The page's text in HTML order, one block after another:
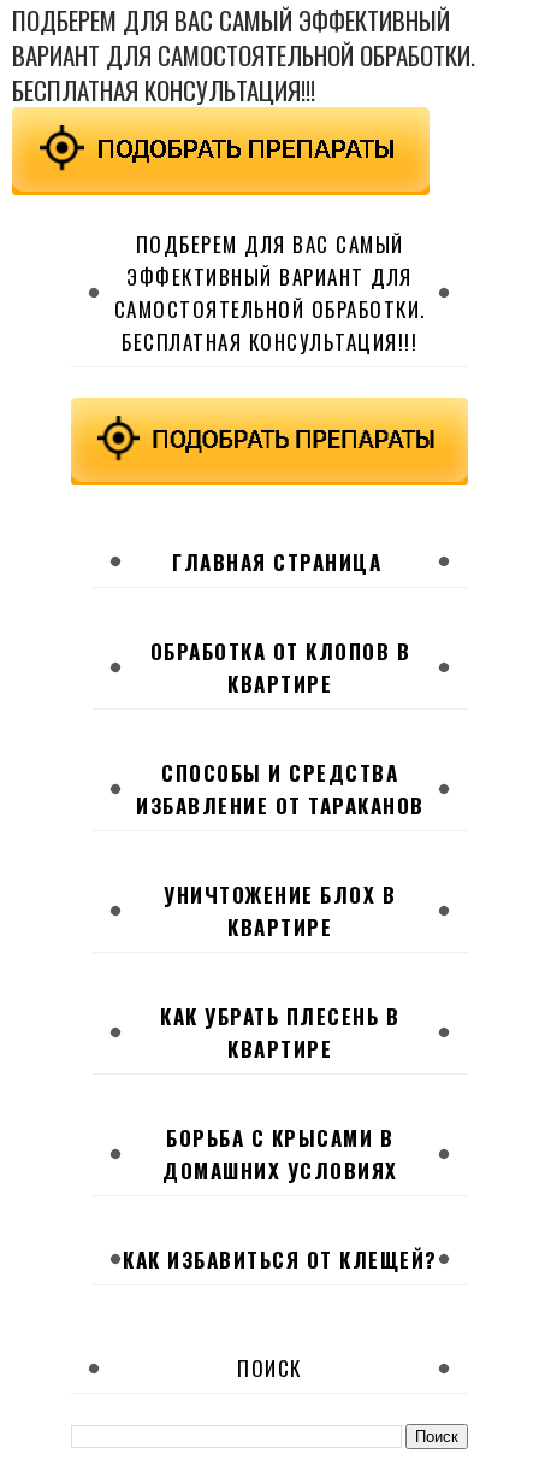
ПОДБЕРЕМ ДЛЯ ВАС САМЫЙ ЭФФЕКТИВНЫЙ
ВАРИАНТ ДЛЯ САМОСТОЯТЕЛЬНОЙ ОБРАБОТКИ.
БЕСПЛАТНАЯ КОНСУЛЬТАЦИЯ!!!
ПОДБЕРЕМ ДЛЯ ВАС САМЫЙ
ЭФФЕКТИВНЫЙ ВАРИАНТ ДЛЯ
САМОСТОЯТЕЛЬНОЙ ОБРАБОТКИ.
БЕСПЛАТНАЯ КОНСУЛЬТАЦИЯ!!!
ГЛАВНАЯ СТРАНИЦА
ОБРАБОТКА ОТ КЛОПОВ В
КВАРТИРЕ
СПОСОБЫ И СРЕДСТВА
ИЗБАВЛЕНИЕ ОТ ТАРАКАНОВ
УНИЧТОЖЕНИЕ БЛОХ В
КВАРТИРЕ
КАК УБРАТЬ ПЛЕСЕНЬ В
КВАРТИРЕ
БОРЬБА С КРЫСАМИ В
ДОМАШНИХ УСЛОВИЯХ
КАК ИЗБАВИТЬСЯ ОТ КЛЕЩЕЙ?
ПОИСК